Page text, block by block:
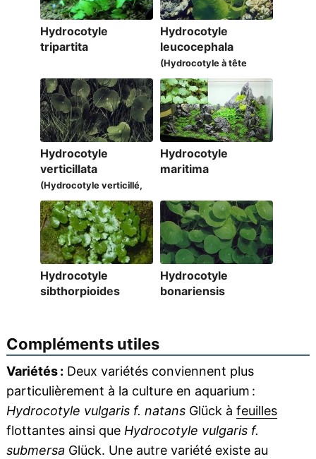
Hydrocotyle
tripartita
Hydrocotyle
leucocephala
(Hydrocotyle à tête
blanche)
Hydrocotyle
verticillata
(Hydrocotyle verticillé,
Ecuelle verticillée)
Hydrocotyle
maritima
Hydrocotyle
sibthorpioides
Hydrocotyle
bonariensis
Compléments utiles
Variétés : Deux variétés conviennent plus
particulièrement à la culture en aquarium :
Hydrocotyle vulgaris f. natansGlück à feuilles
flottantes ainsi que Hydrocotyle vulgaris f.
submersa Glück. Une autre variété existe au